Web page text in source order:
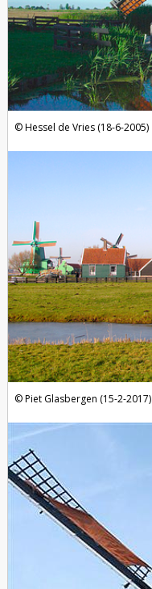
Hessel de Vries (18-6-2005)
Piet Glasbergen (15-2-2017)